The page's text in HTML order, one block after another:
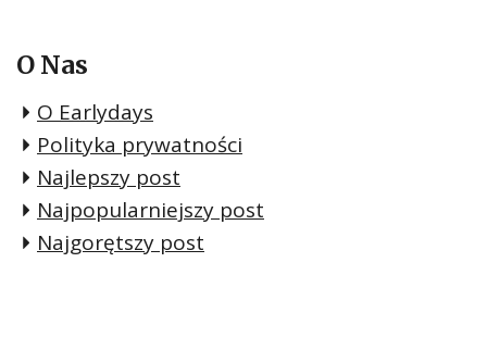
O Nas
O Earlydays
Polityka prywatności
Najlepszy post
Najpopularniejszy post
Najgorętszy post